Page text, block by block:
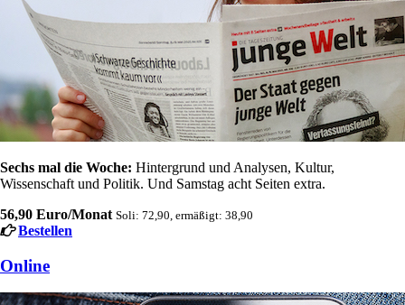
Sechs mal die Woche: Hintergrund und Analysen, Kultur,
Wissenschaft und Politik. Und Samstag acht Seiten extra.
56,90 Euro/Monat Soli: 72,90, ermäßigt: 38,90
Bestellen
Online